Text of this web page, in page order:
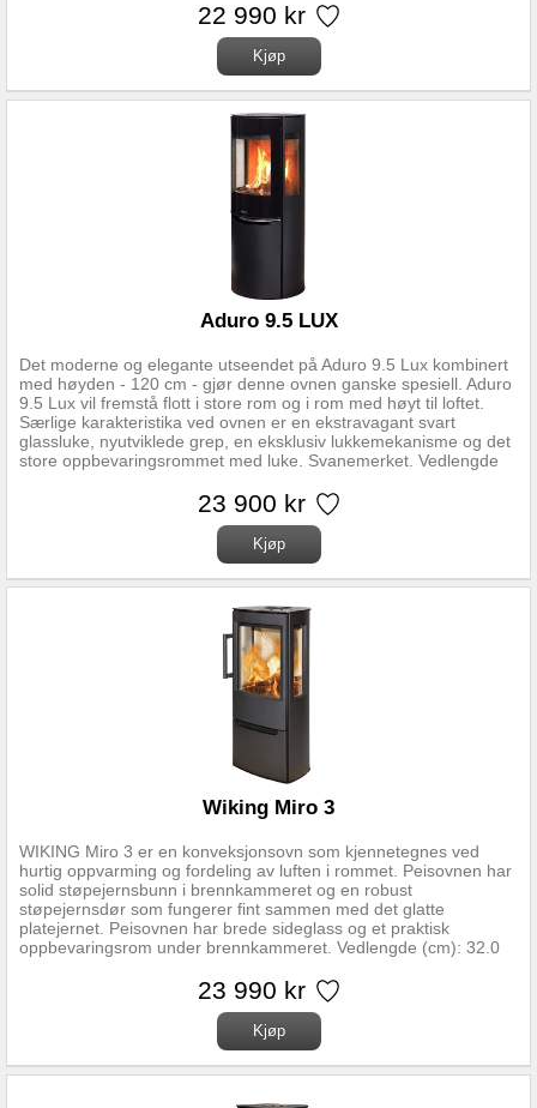
gir plass til oppbevaring av ved og peistilbehør. Se Link lenger
oppe for fullstendig monteringsanvisning og regler for
monteringsavstander. Oppdatert versjon (07.03.2024) med regler
gjeldende for Norge. Nominell effekt 6,5 kW Driftsområde 3-9 kW
Oppvarmningsareal 30-140 m2 Virkningsgrad 78 Energiklasse A
Røykrør diameter topp/bak Ø150 mm Mål (HxBxD) 84 x 77,9 x
36,6 cm Avstand fra gulv til senter bakuttak 68,7 cm Avstand fra
senter røykstuss til bakkant av ovn 18,5 cm Høyde røykstuss
over gulv 82 cm Brennkammerbredde 51 cm Vedlengde maks 50
22 990 kr
Det moderne og elegante utseendet på Aduro 9.5 Lux kombinert
med høyden - 120 cm - gjør denne ovnen ganske spesiell. Aduro
9.5 Lux vil fremstå flott i store rom og i rom med høyt til loftet.
Særlige karakteristika ved ovnen er en ekstravagant svart
glassluke, nyutviklede grep, en eksklusiv lukkemekanisme og det
store oppbevaringsrommet med luke. Svanemerket. Vedlengde
tilførsel. Effekt: • Nominell effekt • 6,0 kW • Driftsområde • 3-9 kW
• Oppvarmningsareal • 30-140 m2 • Virkningsgrad • 81,3 %
Aduro 9.5 LUX
23 900 kr
WIKING Miro 3 er en konveksjonsovn som kjennetegnes ved
hurtig oppvarming og fordeling av luften i rommet. Peisovnen har
solid støpejernsbunn i brennkammeret og en robust
støpejernsdør som fungerer fint sammen med det glatte
platejernet. Peisovnen har brede sideglass og et praktisk
oppbevaringsrom under brennkammeret. Vedlengde (cm): 32.0
(Kw/W): 8.0 Effekt min (Kw/W): 3.0 Fyringsmateriale: Ved Innsyn
til flammene: 3 Sider Dørtype: Sidehengslet Soft Close: Ja
Varmelagrende: Nei Høyde montert cm: 101.2 Bredde montert
cm: 46.8 Dybde montert cm: 35.6 Avstand brennbart materiale
front (cm): 90.0 Avstand brennbart materiale rygg (cm): 10.0
Avstand brennbart materiale side (cm): 31.0 Ekstern tilluft:
Wiking Miro 3
23 990 kr